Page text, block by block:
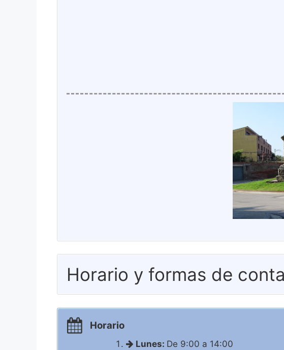
Horario y formas de
Horario
Lunes: De 9:00 a 14:00